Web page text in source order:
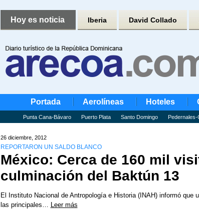
Hoy es noticia Iberia David Collado
Portada Aerolíneas Hoteles
Punta Cana-Bávaro Puerto Plata Santo Domingo Pedernales-
26 diciembre, 2012
REPORTARON UN SALDO BLANCO
México: Cerca de 160 mil
culminación del Baktún 13
El Instituto Nacional de Antropología e Historia (INAH) informó que
las principales… Leer más